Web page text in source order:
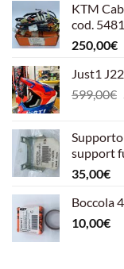
KTM
cod.
250,00€
Just1
599,00€
support
35,00€
Boccola
10,00€